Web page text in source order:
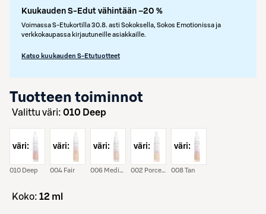
Kuukauden S-Edut vähintään –20 %
Voimassa S-Etukortilla 30.8. asti Sokoksella, Sokos Emotionissa ja
verkkokaupassa kirjautuneille asiakkaille.
Katso kuukauden S-Etutuotteet
Tuotteen toiminnot
Valittu väri: 010 Deep
väri:
010 Deep
väri:
004 Fair
väri:
006 Medium
väri:
002 Porcelain
väri:
008 Tan
koko: 12 ml